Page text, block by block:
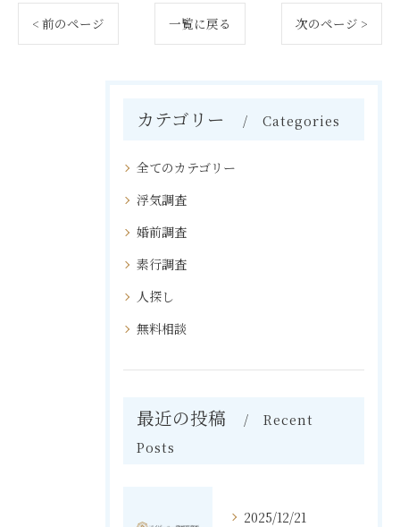
< 前のページ 一覧に戻る 次のページ >
カテゴリー Categories
全てのカテゴリー
浮気調査
婚前調査
素行調査
人探し
無料相談
最近の投稿
Recent
Posts
2025/12/21